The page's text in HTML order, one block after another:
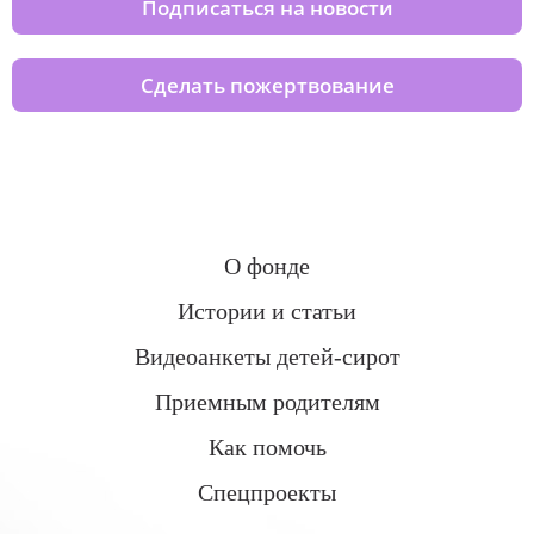
Подписаться на новости
Сделать пожертвование
О фонде
Истории и статьи
Видеоанкеты детей-сирот
Приемным родителям
Как помочь
Спецпроекты